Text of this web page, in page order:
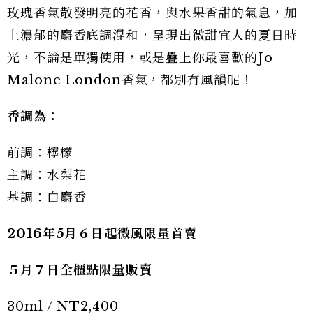
玫瑰香氣散發明亮的花香，與水果香甜的氣息，加
上濃郁的麝香底調混和，呈現出微甜宜人的夏日時
光，不論是單獨使用，或是疊上你最喜歡的Jo
Malone London香氣，都別有風韻呢！
香調為：
前調：檸檬
主調：水梨花
基調：白麝香
2016年5月６日起微風限量首賣
５月７日全櫃點限量販賣
30ml / NT2,400